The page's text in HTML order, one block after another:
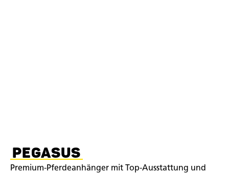
PEGASUS
Premium-Pferdeanhänger mit Top-Ausstattung und